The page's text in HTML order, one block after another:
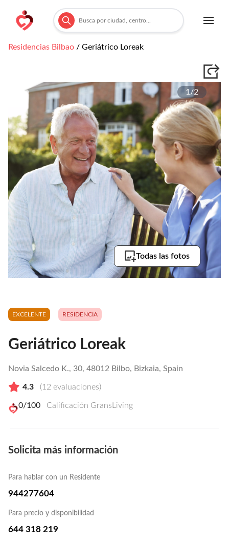
Residencias Bilbao / Geriátrico Loreak
1/2
Todas las fotos
EXCELENTE RESIDENCIA
Geriátrico Loreak
Novia Salcedo K., 30, 48012 Bilbo, Bizkaia, Spain
4.3 (12 evaluaciones)
0/100 Calificación GransLiving
Solicita más información
Para hablar con un Residente
944277604
Para precio y disponibilidad
644 318 219